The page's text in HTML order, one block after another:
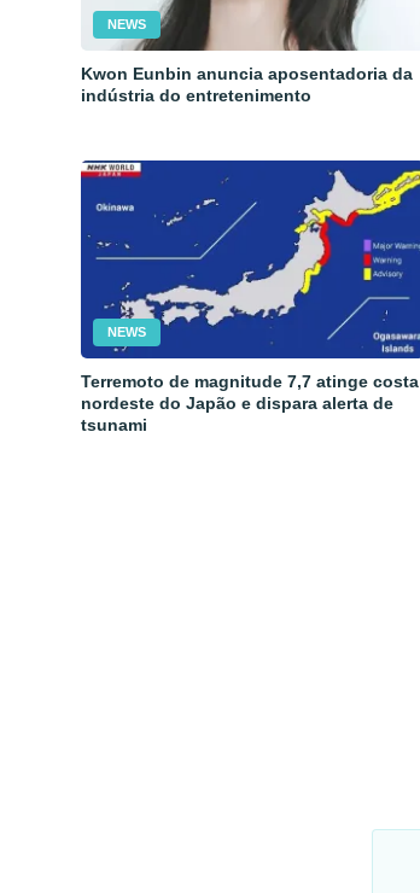
NEWS
Kwon Eunbin anuncia aposentadoria da
indústria do entretenimento
NEWS
Terremoto de magnitude 7,7 atinge costa
nordeste do Japão e dispara alerta de
tsunami